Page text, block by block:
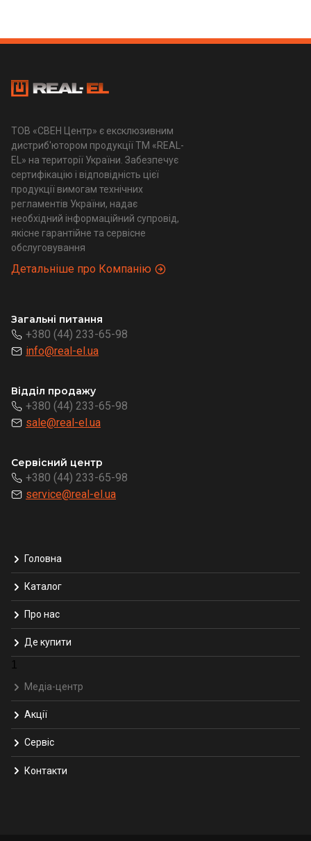
ТОВ «СВЕН Центр» є ексклюзивним
дистриб'ютором продукції ТМ «REAL-
EL» на території України. Забезпечує
сертифікацію і відповідність цієї
продукції вимогам технічних
регламентів України, надає
необхідний інформаційний супровід,
якісне гарантійне та сервісне
обслуговування
Детальніше про Компанію
Загальні питання
+380 (44) 233-65-98
info@real-el.ua
Відділ продажу
+380 (44) 233-65-98
sale@real-el.ua
Сервісний центр
+380 (44) 233-65-98
service@real-el.ua
Головна
Каталог
Про нас
Де купити
1
Медіа-центр
Акції
Сервіс
Контакти